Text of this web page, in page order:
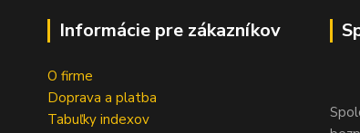
Informácie pre zákazníkov
O firme
Doprava a platba
Tabuľky indexov